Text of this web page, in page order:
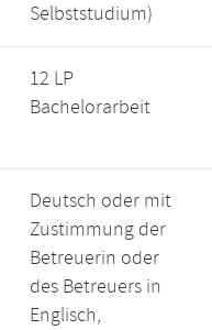
Selbststudium)
12 LP
Bachelorarbeit
Deutsch oder mit
Zustimmung der
Betreuerin oder
des Betreuers in
Englisch,